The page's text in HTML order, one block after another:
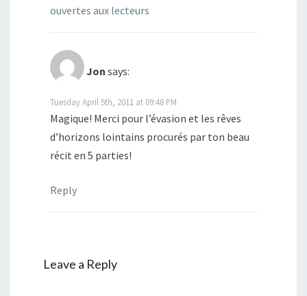
ouvertes aux lecteurs
Jon says:
Tuesday April 5th, 2011 at 09:48 PM
Magique! Merci pour l’évasion et les rêves
d’horizons lointains procurés par ton beau
récit en 5 parties!
Reply
Leave a Reply